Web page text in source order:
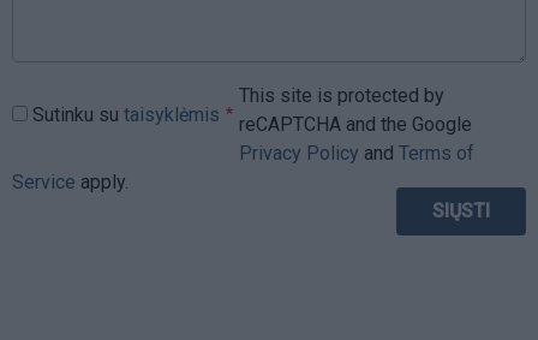
Sutinku su taisyklėmis
This site is protected by
reCAPTCHA and the Google
Privacy Policy and Terms of
Service apply.